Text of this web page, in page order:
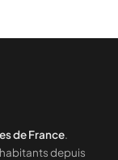
de France.
habitants depuis